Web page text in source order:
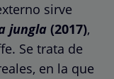
sirve
jungla (2017),
Se trata de
en la que